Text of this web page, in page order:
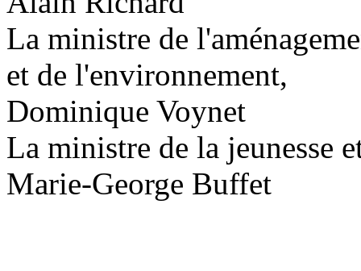
La ministre de
et de l'environnement,
Dominique Voynet
La ministre de la jeunesse
Marie-George Buffet